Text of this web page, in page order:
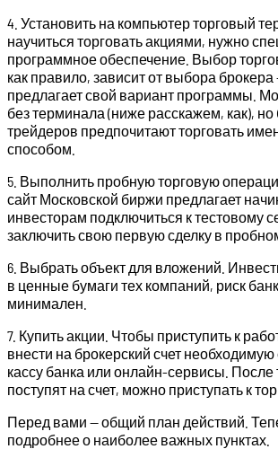
4. Установить на компьютер торговый
научиться торговать акциями, нужно
программное обеспечение. Выбор
как правило, зависит от выбора
предлагает свой вариант программы.
без терминала (ниже расскажем, как),
трейдеров предпочитают торговать
способом.
5. Выполнить пробную торговую
сайт Московской биржи предлагает
инвесторам подключиться к тестовому
заключить свою первую сделку в
6. Выбрать объект для вложений.
в ценные бумаги тех компаний, риск
минимален.
7. Купить акции. Чтобы приступить к
внести на брокерский счет
кассу банка или онлайн-сервисы. После
поступят на счет, можно приступать к
Перед вами — общий план действий.
подробнее о наиболее важных пунктах.